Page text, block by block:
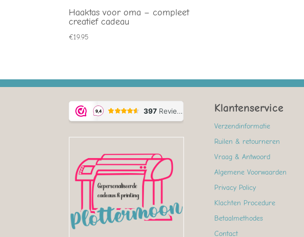
Haaktas voor oma – compleet
creatief cadeau
€19.95
Klantenservice
Verzendinformatie
Ruilen & retourneren
Vraag & Antwoord
Algemene Voorwaarden
Privacy Policy
Klachten Procedure
Betaalmethodes
Contact